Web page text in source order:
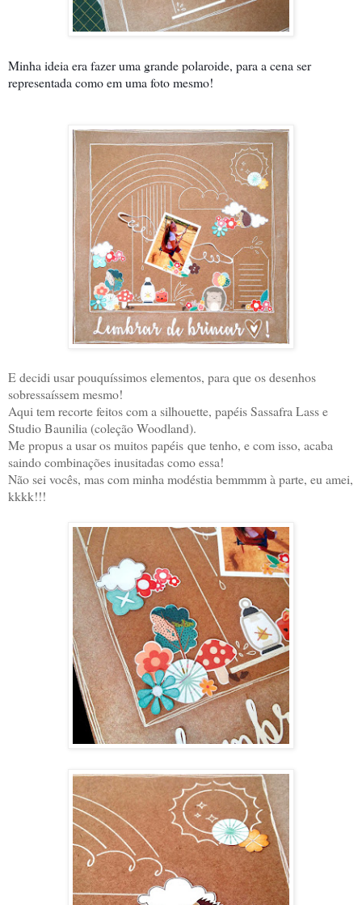
Minha ideia era fazer uma grande polaroide, para a cena ser
representada como em uma foto mesmo!
E decidi usar pouquíssimos elementos, para que os desenhos
sobressaíssem mesmo!
Aqui tem recorte feitos com a silhouette, papéis Sassafra Lass e
Studio Baunilia (coleção Woodland).
Me propus a usar os muitos papéis que tenho, e com isso, acaba
saindo combinações inusitadas como essa!
Não sei vocês, mas com minha modéstia bemmmm à parte, eu amei,
kkkk!!!